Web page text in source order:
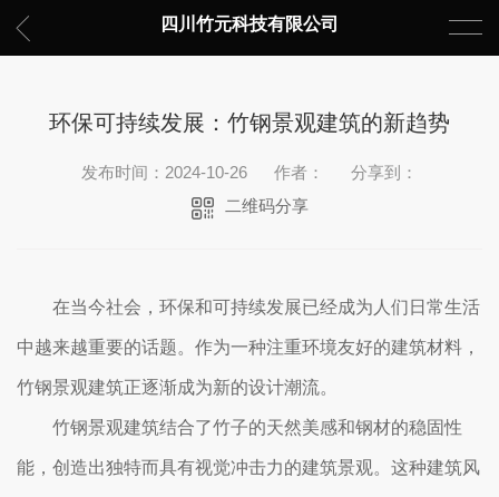
四川竹元科技有限公司
环保可持续发展：竹钢景观建筑的新趋势
发布时间：2024-10-26 作者：
分享到：
二维码分享
在当今社会，环保和可持续发展已经成为人们日常生活
中越来越重要的话题。作为一种注重环境友好的建筑材料，
竹钢景观建筑正逐渐成为新的设计潮流。
竹钢景观建筑结合了竹子的天然美感和钢材的稳固性
能，创造出独特而具有视觉冲击力的建筑景观。这种建筑风